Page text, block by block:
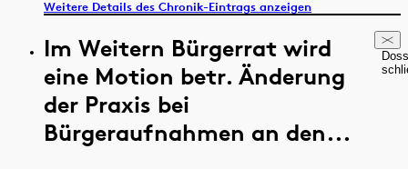
Weitere Details des Chronik-Eintrags anzeigen
Im Weitern Bürgerrat wird
eine Motion betr. Änderung
der Praxis bei
Bürgeraufnahmen an den...